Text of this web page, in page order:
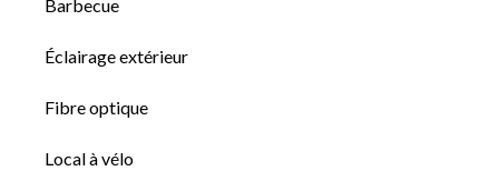
Barbecue
Éclairage extérieur
Fibre optique
Local à vélo